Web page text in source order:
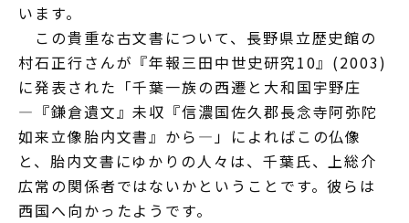
います。
この貴重な古文書について、長野県立歴史館の
村石正行さんが『年報三田中世史研究10』(2003)
に発表された「千葉一族の西遷と大和国宇野庄
―『鎌倉遺文』未収『信濃国佐久郡長念寺阿弥陀
如来立像胎内文書』から—」によればこの仏像
と、胎内文書にゆかりの人々は、千葉氏、上総介
広常の関係者ではないかということです。彼らは
西国へ向かったようです。